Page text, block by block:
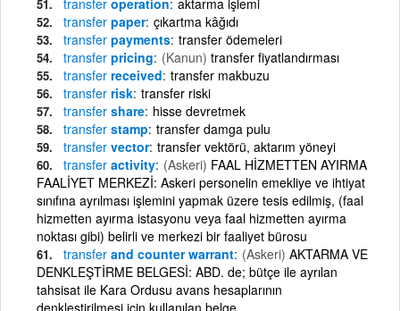
transfer paper çıkartma kâğıdı
transfer payments transfer ödemeleri
transfer pricing (Kanun) transfer fiyatlandırması
transfer received transfer makbuzu
transfer risk transfer riski
transfer share hisse devretmek
transfer stamp transfer damga pulu
transfer vector transfer vektörü, aktarım yöneyi
transfer activity (Askeri) FAAL HİZMETTEN AYIRMA
FAALİYET MERKEZİ: Askeri personelin emekliye ve ihtiyat
sınıfına ayrılması işlemini yapmak üzere tesis edilmiş, (faal
hizmetten ayırma istasyonu veya faal hizmetten ayırma
noktası gibi) belirli ve merkezi bir faaliyet bürosu
transfer and counter warrant (Askeri) AKTARMA VE
DENKLEŞTİRME BELGESİ: ABD. de; bütçe ile ayrılan
tahsisat ile Kara Ordusu avans hesaplarının
denkleştirilmesi için kullanılan belge